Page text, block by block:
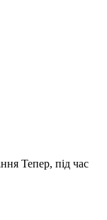
Тепер, під час